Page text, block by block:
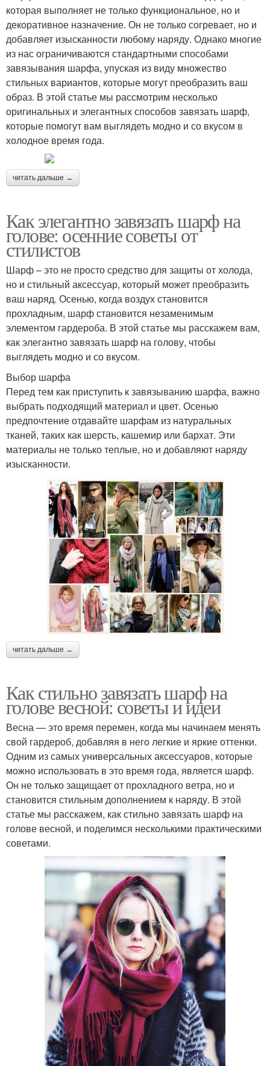
которая выполняет не только функциональное, но и
декоративное назначение. Он не только согревает, но и
добавляет изысканности любому наряду. Однако многие
из нас ограничиваются стандартными способами
завязывания шарфа, упуская из виду множество
стильных вариантов, которые могут преобразить ваш
образ. В этой статье мы рассмотрим несколько
оригинальных и элегантных способов завязать шарф,
которые помогут вам выглядеть модно и со вкусом в
холодное время года.
читать дальше →
Как элегантно завязать шарф на
голове: осенние советы от
стилистов
Шарф – это не просто средство для защиты от холода,
но и стильный аксессуар, который может преобразить
ваш наряд. Осенью, когда воздух становится
прохладным, шарф становится незаменимым
элементом гардероба. В этой статье мы расскажем вам,
как элегантно завязать шарф на голову, чтобы
выглядеть модно и со вкусом.
Выбор шарфа
Перед тем как приступить к завязыванию шарфа, важно
выбрать подходящий материал и цвет. Осенью
предпочтение отдавайте шарфам из натуральных
тканей, таких как шерсть, кашемир или бархат. Эти
материалы не только теплые, но и добавляют наряду
изысканности.
читать дальше →
Как стильно завязать шарф на
голове весной: советы и идеи
Весна — это время перемен, когда мы начинаем менять
свой гардероб, добавляя в него легкие и яркие оттенки.
Одним из самых универсальных аксессуаров, которые
можно использовать в это время года, является шарф.
Он не только защищает от прохладного ветра, но и
становится стильным дополнением к наряду. В этой
статье мы расскажем, как стильно завязать шарф на
голове весной, и поделимся несколькими практическими
советами.